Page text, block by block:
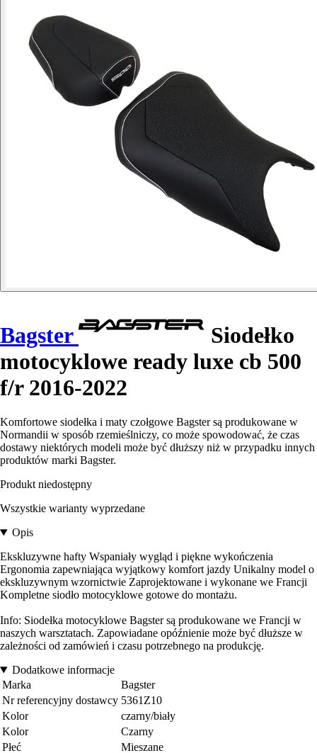
Bagster
Siodełko
motocyklowe ready luxe cb 500
f/r 2016-2022
Komfortowe siodełka i maty czołgowe Bagster są produkowane w
Normandii w sposób rzemieślniczy, co może spowodować, że czas
dostawy niektórych modeli może być dłuższy niż w przypadku innych
produktów marki Bagster.
Produkt niedostępny
Wszystkie warianty wyprzedane
Opis
Ekskluzywne hafty Wspaniały wygląd i piękne wykończenia
Ergonomia zapewniająca wyjątkowy komfort jazdy Unikalny model o
ekskluzywnym wzornictwie Zaprojektowane i wykonane we Francji
Kompletne siodło motocyklowe gotowe do montażu.
Info: Siodełka motocyklowe Bagster są produkowane we Francji w
naszych warsztatach. Zapowiadane opóźnienie może być dłuższe w
zależności od zamówień i czasu potrzebnego na produkcję.
Dodatkowe informacje
Marka
Bagster
Nr referencyjny dostawcy 5361Z10
Kolor
czarny/biały
Kolor
Czarny
Płeć
Mieszane